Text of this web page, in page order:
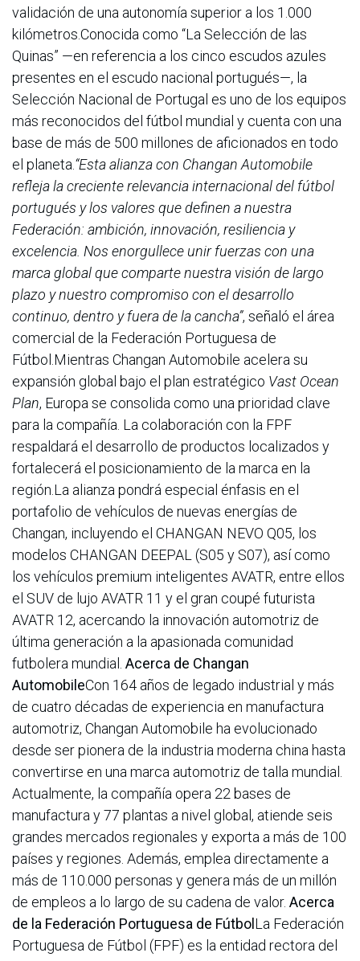
validación de una autonomía superior a los 1.000
kilómetros.Conocida como “La Selección de las
Quinas” —en referencia a los cinco escudos azules
presentes en el escudo nacional portugués—, la
Selección Nacional de Portugal es uno de los equipos
más reconocidos del fútbol mundial y cuenta con una
base de más de 500 millones de aficionados en todo
el planeta. “Esta alianza con Changan Automobile
refleja la creciente relevancia internacional del fútbol
portugués y los valores que definen a nuestra
Federación: ambición, innovación, resiliencia y
excelencia. Nos enorgullece unir fuerzas con una
marca global que comparte nuestra visión de largo
plazo y nuestro compromiso con el desarrollo
continuo, dentro y fuera de la cancha”, señaló el área
comercial de la Federación Portuguesa de
Fútbol.Mientras Changan Automobile acelera su
expansión global bajo el plan estratégico Vast Ocean
Plan, Europa se consolida como una prioridad clave
para la compañía. La colaboración con la FPF
respaldará el desarrollo de productos localizados y
fortalecerá el posicionamiento de la marca en la
región.La alianza pondrá especial énfasis en el
portafolio de vehículos de nuevas energías de
Changan, incluyendo el CHANGAN NEVO Q05, los
modelos CHANGAN DEEPAL (S05 y S07), así como
los vehículos premium inteligentes AVATR, entre ellos
el SUV de lujo AVATR 11 y el gran coupé futurista
AVATR 12, acercando la innovación automotriz de
última generación a la apasionada comunidad
futbolera mundial. Acerca de Changan
AutomobileCon 164 años de legado industrial y más
de cuatro décadas de experiencia en manufactura
automotriz, Changan Automobile ha evolucionado
desde ser pionera de la industria moderna china hasta
convertirse en una marca automotriz de talla mundial.
Actualmente, la compañía opera 22 bases de
manufactura y 77 plantas a nivel global, atiende seis
grandes mercados regionales y exporta a más de 100
países y regiones. Además, emplea directamente a
más de 110.000 personas y genera más de un millón
de empleos a lo largo de su cadena de valor. Acerca
de la Federación Portuguesa de FútbolLa Federación
Portuguesa de Fútbol (FPF) es la entidad rectora del